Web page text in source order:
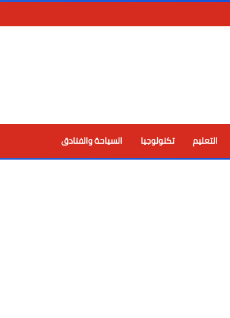
التعليم تكنولوجيا السياحة والفنادق